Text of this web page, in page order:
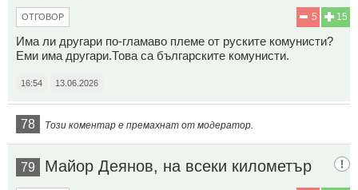
15
5
ОТГОВОР
Има ли другари по-гламаво племе от руските комунисти?
Еми има другари.Това са българските комунисти.
16:54 13.06.2026
78 Този коментар е премахнат от модератор.
79 Майор Деянов, на всеки километър